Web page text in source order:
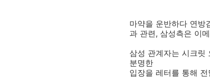
마약을 운반하다 연방
과 관련, 삼성측은 이
삼성 관계자는 시크릿
분명한
입장을 레터를 통해